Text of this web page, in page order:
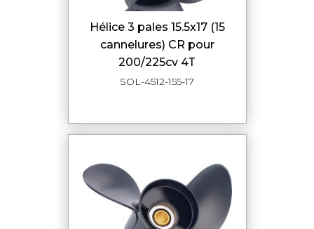
hélice 3 pales 15.5x17 (15
cannelures) CR pour
200/225cv 4T
SOL-4512-155-17